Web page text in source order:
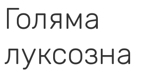
Голяма
луксозна